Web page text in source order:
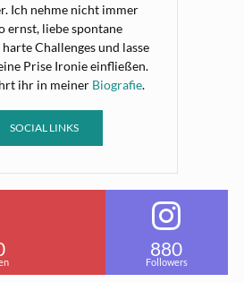
Ich nehme nicht immer
ernst, liebe spontane
Challenges und lasse
Prise Ironie einfließen.
ihr in meiner Biografie.
SOCIAL LINKS
880
Followers